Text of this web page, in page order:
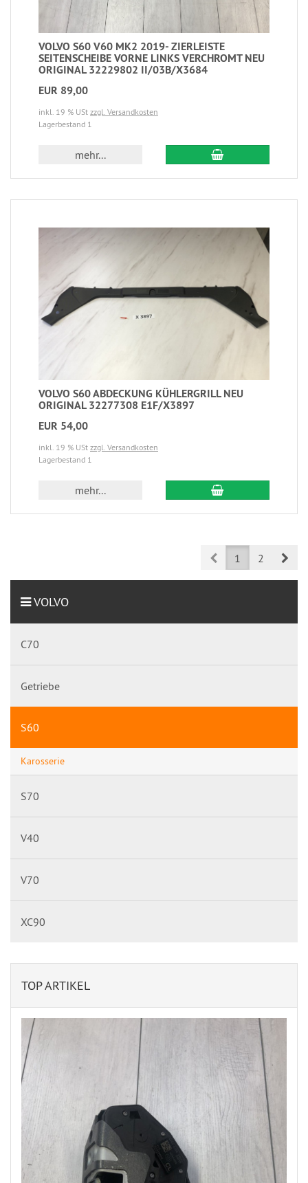
VOLVO S60 V60 MK2 2019- ZIERLEISTE
SEITENSCHEIBE VORNE LINKS VERCHROMT NEU
ORIGINAL 32229802 II/03B/X3684
EUR 89,00
inkl. 19 % USt zzgl. Versandkosten
Lagerbestand 1
mehr...
VOLVO S60 ABDECKUNG KÜHLERGRILL NEU
ORIGINAL 32277308 E1F/X3897
EUR 54,00
inkl. 19 % USt zzgl. Versandkosten
Lagerbestand 1
mehr...
Prev1 2
VOLVO
C70
Getriebe
S60
Karosserie
S70
V40
V70
XC90
TOP ARTIKEL